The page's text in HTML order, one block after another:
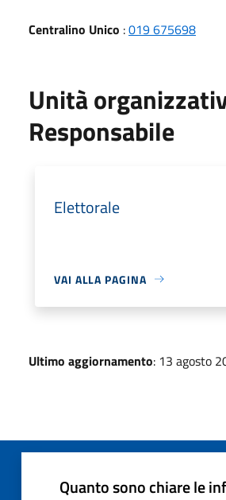
Centralino Unico :019 675698
Unità
Responsabile
Elettorale
VAI ALLA PAGINA
Ultimo aggiornamento: 13 agosto
Quanto sono chiare le